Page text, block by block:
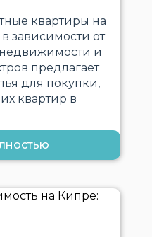
квартиры на
зависимости от
недвижимости и
предлагает
для покупки,
квартир в